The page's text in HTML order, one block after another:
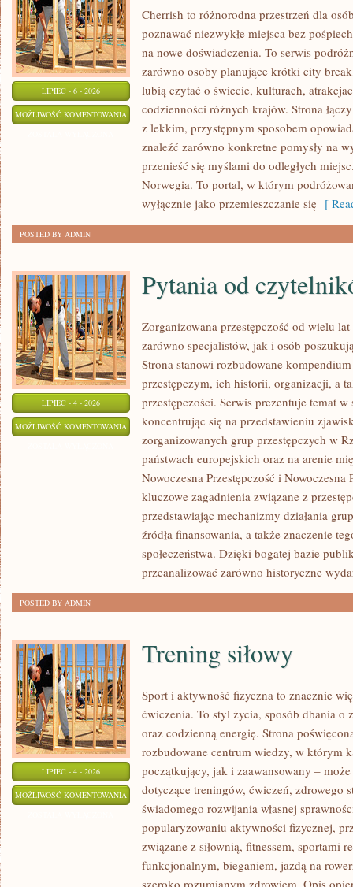
LIPIEC - 6 - 2026
MOŻLIWOŚĆ KOMENTOWANIA MAKAU
Cherrish to różnorodna przestrzeń dla
poznawać niezwykłe miejsca bez
na nowe doświadczenia. To serwis
zarówno osoby planujące krótki city
lubią czytać o świecie, kulturach,
codzienności różnych krajów. Strona
z lekkim, przystępnym sposobem
znaleźć zarówno konkretne pomysły na
przenieść się myślami do odległych
Norwegia. To portal, w którym
wyłącznie jako przemieszczanie się [
POSTED BY ADMIN
LIPIEC - 4 - 2026
MOŻLIWOŚĆ KOMENTOWANIA PYTANIA
CZYTELNIKÓW
Pytania od
Zorganizowana przestępczość od wielu
zarówno specjalistów, jak i osób
Strona stanowi rozbudowane
przestępczym, ich historii, organizacji, a
przestępczości. Serwis prezentuje temat
koncentrując się na przedstawieniu
zorganizowanych grup przestępczych w
państwach europejskich oraz na arenie
Nowoczesna Przestępczość i Nowoczesna
kluczowe zagadnienia związane z
przedstawiając mechanizmy działania
źródła finansowania, a także znaczenie
społeczeństwa. Dzięki bogatej bazie
przeanalizować zarówno historyczne
POSTED BY ADMIN
LIPIEC - 4 - 2026
MOŻLIWOŚĆ KOMENTOWANIA TRENING
SIŁOWY
Trening siłowy
Sport i aktywność fizyczna to znacznie
ćwiczenia. To styl życia, sposób dbania o
oraz codzienną energię. Strona
rozbudowane centrum wiedzy, w którym
początkujący, jak i zaawansowany –
dotyczące treningów, ćwiczeń, zdrowego
świadomego rozwijania własnej
popularyzowaniu aktywności fizycznej,
związane z siłownią, fitnessem, sportami
funkcjonalnym, bieganiem, jazdą na
szeroko rozumianym zdrowiem. Opis